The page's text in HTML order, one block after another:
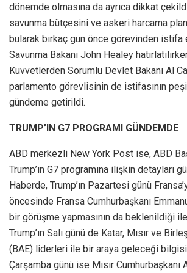
dönemde olmasına da ayrıca dikkat
savunma bütçesini ve askeri harcama
bularak birkaç gün önce görevinden istifa
Savunma Bakanı John Healey
Kuvvetlerden Sorumlu Devlet Bakanı Al
parlamento görevlisinin de istifasının
gündeme getirildi.
TRUMP’IN G7 PROGRAMI GÜNDEMDE
ABD merkezli New York Post ise, ABD
Trump’ın G7 programına ilişkin detayları
Haberde, Trump’ın Pazartesi günü
öncesinde Fransa Cumhurbaşkanı
bir görüşme yapmasının da beklenildiği
Trump’ın Salı günü de Katar, Mısır ve
(BAE) liderleri ile bir araya geleceği bilgisi
Çarşamba günü ise Mısır